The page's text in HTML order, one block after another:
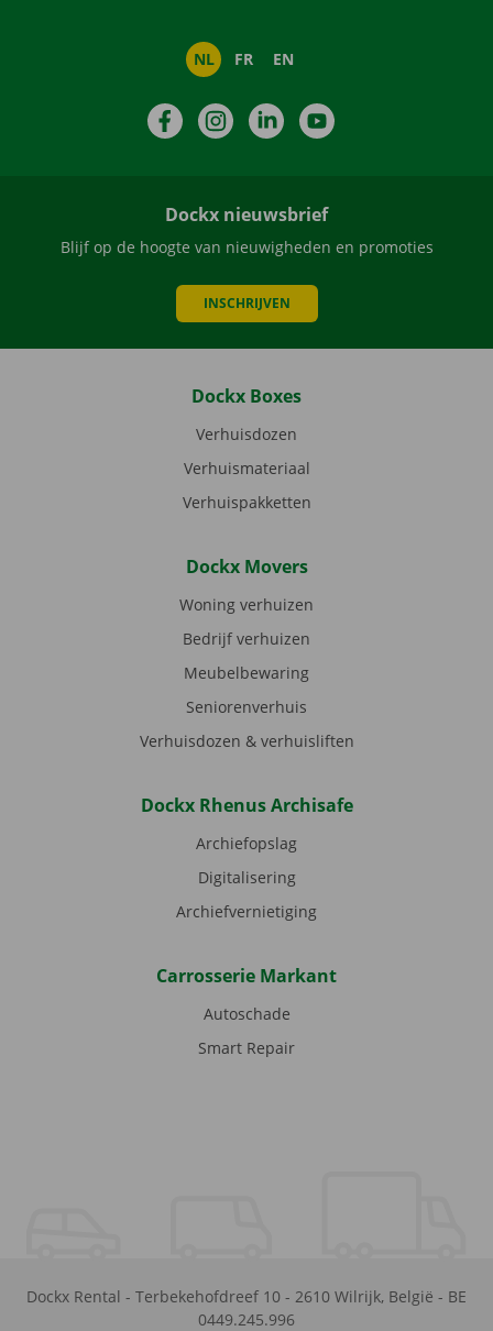
NL FR EN
FacebookInstagramLinkedIn
Dockx nieuwsbrief
Blijf op de hoogte van nieuwigheden en promoties
INSCHRIJVEN
Dockx Boxes
Verhuisdozen
Verhuismateriaal
Verhuispakketten
Dockx Movers
Woning verhuizen
Bedrijf verhuizen
Meubelbewaring
Seniorenverhuis
Verhuisdozen & verhuisliften
Dockx Rhenus Archisafe
Archiefopslag
Digitalisering
Archiefvernietiging
Carrosserie Markant
Autoschade
Smart Repair
Dockx Rental - Terbekehofdreef 10 - 2610 Wilrijk, België - BE
0449.245.996